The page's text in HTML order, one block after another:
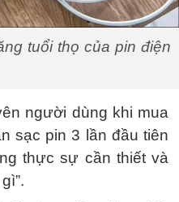
tuổi thọ của pin điện
người dùng khi mua
sạc pin 3 lần đầu tiên
thực sự cần thiết và